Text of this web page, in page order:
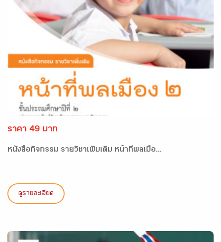
ราคา 49 บาท
หนังสือกิจกรรม รายวิชาเพิ่มเติม หน้าที่พลเมือ...
ดูรายละเอียด